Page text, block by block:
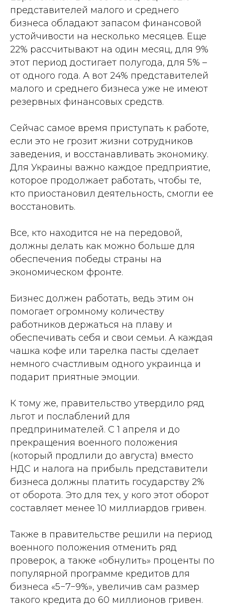
представителей малого и среднего
бизнеса обладают запасом финансовой
устойчивости на несколько месяцев. Еще
22% рассчитывают на один месяц, для 9%
этот период достигает полугода, для 5% –
от одного года. А вот 24% представителей
малого и среднего бизнеса уже не имеют
резервных финансовых средств.
Сейчас самое время приступать к работе,
если это не грозит жизни сотрудников
заведения, и восстанавливать экономику.
Для Украины важно каждое предприятие,
которое продолжает работать, чтобы те,
кто приостановил деятельность, смогли ее
восстановить.
Все, кто находится не на передовой,
должны делать как можно больше для
обеспечения победы страны на
экономическом фронте.
Бизнес должен работать, ведь этим он
помогает огромному количеству
работников держаться на плаву и
обеспечивать себя и свои семьи. А каждая
чашка кофе или тарелка пасты сделает
немного счастливым одного украинца и
подарит приятные эмоции.
К тому же, правительство утвердило ряд
льгот и послаблений для
предпринимателей. С 1 апреля и до
прекращения военного положения
(который продлили до августа) вместо
НДС и налога на прибыль представители
бизнеса должны платить государству 2%
от оборота. Это для тех, у кого этот оборот
составляет менее 10 миллиардов гривен.
Также в правительстве решили на период
военного положения отменить ряд
проверок, а также «обнулить» проценты по
популярной программе кредитов для
бизнеса «5−7−9%», увеличив сам размер
такого кредита до 60 миллионов гривен.